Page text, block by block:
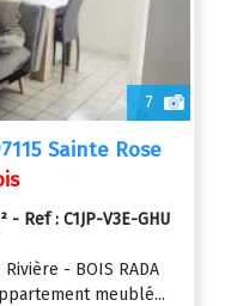
7
Sainte Rose
Ref : C1JP-V3E-GHU
- BOIS RADA
meublé...